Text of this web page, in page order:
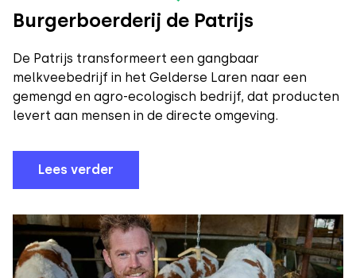
Burgerboerderij de Patrijs
De Patrijs transformeert een gangbaar
melkveebedrijf in het Gelderse Laren naar een
gemengd en agro-ecologisch bedrijf, dat producten
levert aan mensen in de directe omgeving.
Lees verder